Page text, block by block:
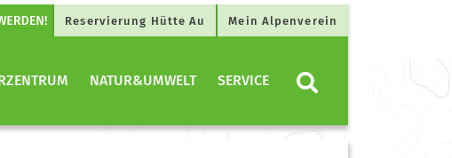
Reservierung Hütte Au Mein Alpenverein
NATUR&UMWELT SERVICE